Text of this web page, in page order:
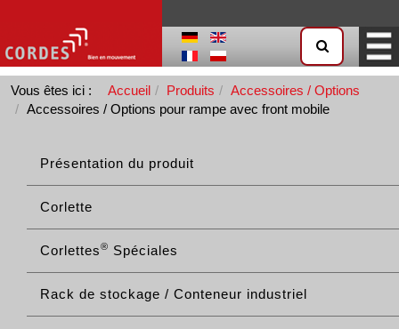
Vous êtes ici : Accueil Produits
Accessoires / Options
Accessoires / Options pour rampe avec front mobile
Présentation du produit
Corlette
Corlettes® Spéciales
Rack de stockage / Conteneur industriel